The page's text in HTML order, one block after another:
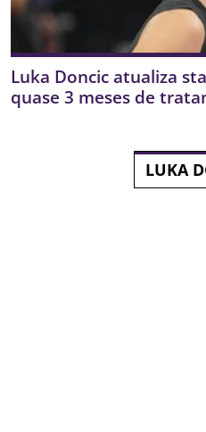
Luka Doncic atualiza
quase 3 meses de
LUKA